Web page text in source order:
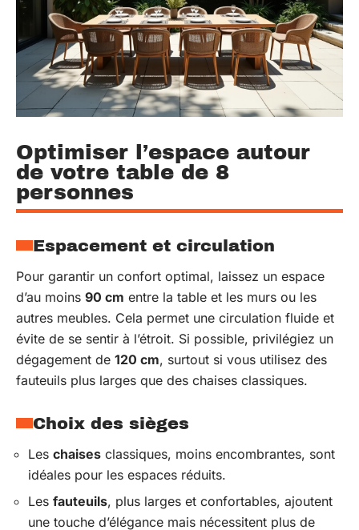
Optimiser l’espace autour
de votre table de 8
personnes
Espacement et circulation
Pour garantir un confort optimal, laissez un espace
d’au moins 90 cm entre la table et les murs ou les
autres meubles. Cela permet une circulation fluide et
évite de se sentir à l’étroit. Si possible, privilégiez un
dégagement de 120 cm, surtout si vous utilisez des
fauteuils plus larges que des chaises classiques.
Choix des sièges
Les chaises classiques, moins encombrantes, sont
idéales pour les espaces réduits.
Les fauteuils, plus larges et confortables, ajoutent
une touche d’élégance mais nécessitent plus de